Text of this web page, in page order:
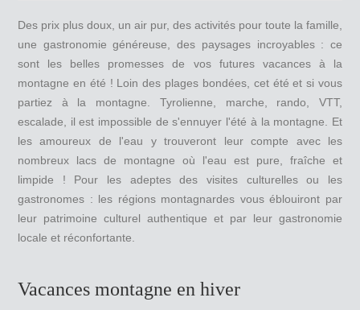
Des prix plus doux, un air pur, des activités pour toute la famille,
une gastronomie généreuse, des paysages incroyables : ce
sont les belles promesses de vos futures vacances à la
montagne en été ! Loin des plages bondées, cet été et si vous
partiez à la montagne. Tyrolienne, marche, rando, VTT,
escalade, il est impossible de s'ennuyer l'été à la montagne. Et
les amoureux de l'eau y trouveront leur compte avec les
nombreux lacs de montagne où l'eau est pure, fraîche et
limpide ! Pour les adeptes des visites culturelles ou les
gastronomes : les régions montagnardes vous éblouiront par
leur patrimoine culturel authentique et par leur gastronomie
locale et réconfortante.
Vacances montagne en hiver